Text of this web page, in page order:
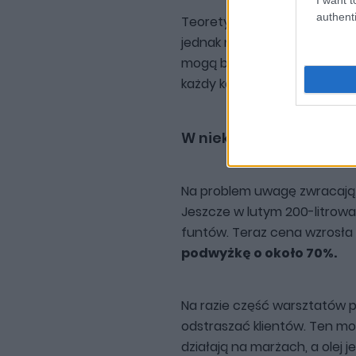
Teoretycznie producenci
jednak nie rozwiązuje
mogą być droższe. A skoro
każdy kolejny koszt
W niektórych
Na problem uwagę
Jeszcze w lutym 200-
funtów. Teraz cena
podwyżkę o około 70%.
Na razie część warsztatów
odstraszać klientów. Ten
działają na marżach, a olej